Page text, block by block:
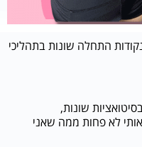
התחלה שונות בתהליכי
שונות,
לא פחות ממה שאני